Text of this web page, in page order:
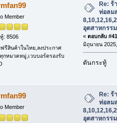
Member
: 8506
รีสินค้าในไทย,ลงประกาศ
กหมวดหมู่,เวบบอร์ดรองรับ
Re: ร้
ท่อลม
อุตสาหกรร
« ตอบกลับ
มิถุนายน
ดันกระทู้
Member
Re: ร้
ท่อลม
อุตสาหกรร